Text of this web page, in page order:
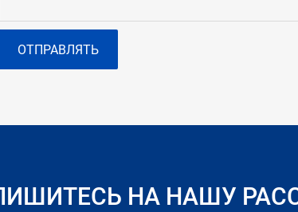
ОТПРАВЛЯТЬ
НА НАШУ